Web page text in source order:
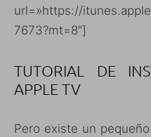
url=»https://
7673?mt=8″]
TUTORIAL DE
APPLE TV
Pero existe un